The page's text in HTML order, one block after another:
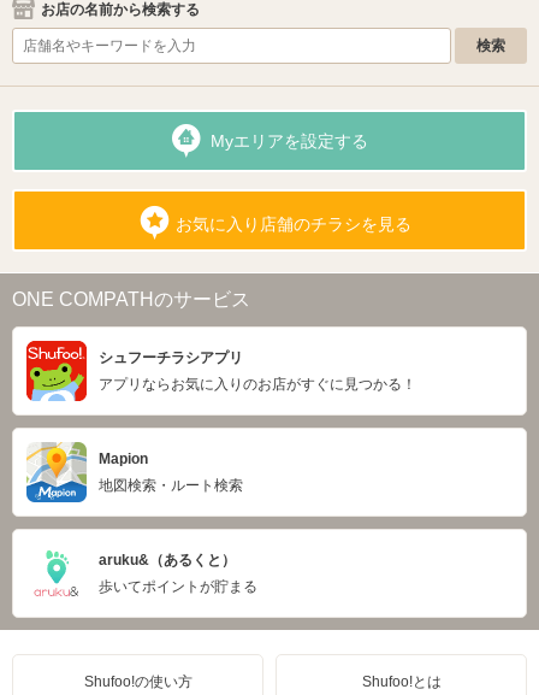
お店の名前から検索する
Myエリアを設定する
お気に入り店舗のチラシを見る
ONE COMPATHのサービス
シュフーチラシアプリ
アプリならお気に入りのお店がすぐに見つかる！
Mapion
地図検索・ルート検索
aruku&（あるくと）
歩いてポイントが貯まる
Shufoo!の使い方 Shufoo!とは